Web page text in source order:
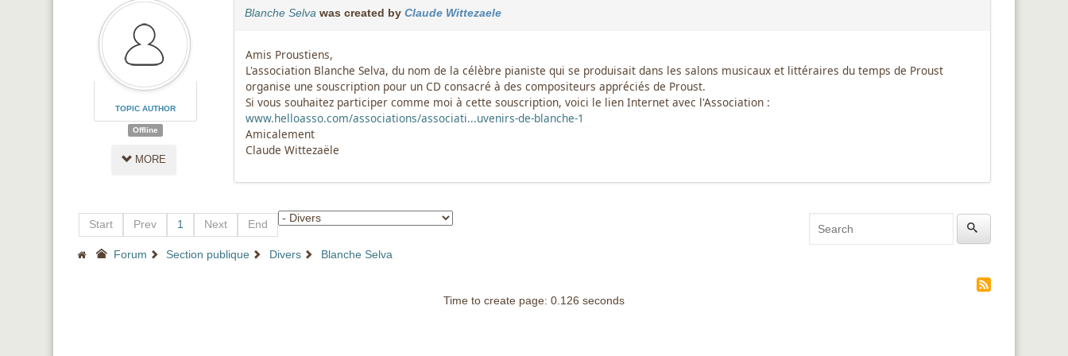
TOPIC AUTHOR
Offline
MORE
Blanche Selvawas created by Claude Wittezaele
Amis Proustiens,
L'association Blanche Selva, du nom de la célèbre pianiste qui se produisait dans les salons musicaux et littéraires du temps de Proust
organise une souscription pour un CD consacré à des compositeurs appréciés de Proust.
Si vous souhaitez participer comme moi à cette souscription, voici le lien Internet avec l'Association :
www.helloasso.com/associations/associati...uvenirs-de-blanche-1
Amicalement
Claude Wittezaële
Start Prev 1 Next End
Forum Section publique Divers Blanche Selva
Time to create page: 0.126 seconds